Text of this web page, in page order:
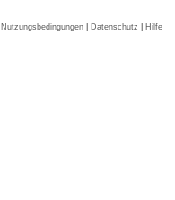
Nutzungsbedingungen | Datenschutz | Hilfe